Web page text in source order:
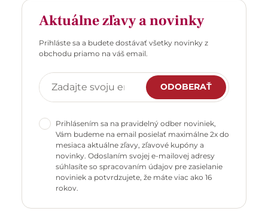
Aktuálne zľavy a novinky
Prihláste sa a budete dostávať všetky novinky z
obchodu priamo na váš email.
ODOBERAŤ
Prihlásením sa na pravidelný odber noviniek,
Vám budeme na email posielať maximálne 2x do
mesiaca aktuálne zľavy, zľavové kupóny a
novinky. Odoslaním svojej e-mailovej adresy
súhlasíte so spracovaním údajov pre zasielanie
noviniek a potvrdzujete, že máte viac ako 16
rokov.